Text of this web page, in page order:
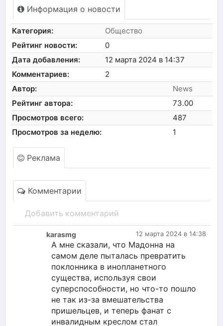
Информация о новости
Категория:
Общество
Рейтинг новости:
0
Дата добавления:
12 марта 2024 в 14:37
Комментариев:
2
Автор:
News
Рейтинг автора:
73.00
Просмотров всего:
487
Просмотров за неделю:
1
Реклама
Комментарии
Добавить комментарий
12 марта 2024 в 14:38
karasmg
А мне сказали, что Мадонна на
самом деле пыталась превратить
поклонника в инопланетного
существа, используя свои
суперспособности, но что-то пошло
не так из-за вмешательства
пришельцев, и теперь фанат с
инвалидным креслом стал